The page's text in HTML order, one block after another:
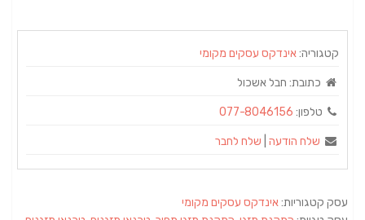
קטגוריה:אינדקס עסקים מקומי
כתובת: חבל אשכול
טלפון: 077-8046156
שלח הודעה שלח לחבר
עסק קטגוריות:אינדקס עסקים מקומי